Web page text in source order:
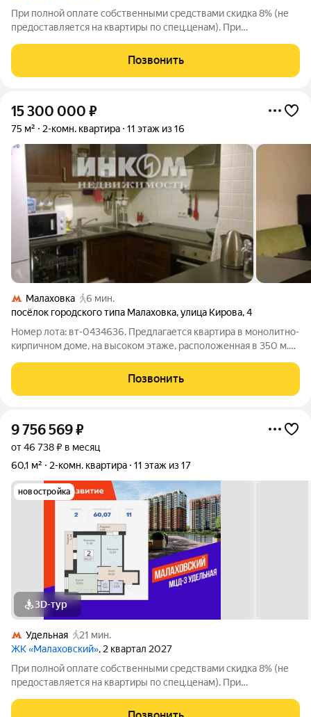
При полной оплате собственными средствами скидка 8% (не
предоставляется на квартиры по спец.ценам). При
и до 6% по семейной ипотеке. У покупателя также есть право
воспользоваться скидкой в
Позвонить
15 300 000 ₽
75 м² 2-комн. квартира 11 этаж из 16
Малаховка
6 мин.
посёлок городского типа Малаховка,улица Кирова,4
Номер лота: вт-0434636. Предлагается квартира в монолитно-
кирпичном доме, на высоком этаже, расположенная в 350 м.
требует дополнительных вложений. В квартире много солнца,
света и воздуха.
Позвонить
9 756 569₽
от 46 738 ₽ в месяц
60,1 м²
2-комн. квартира 11 этаж из 17
новостройка
3D-тур
Удельная
21 мин.
ЖК «Малаховский», 2 квартал 2027
При полной оплате собственными средствами скидка 8% (не
предоставляется на квартиры по спец.ценам). При
и до 6% по семейной ипотеке. У покупателя также есть право